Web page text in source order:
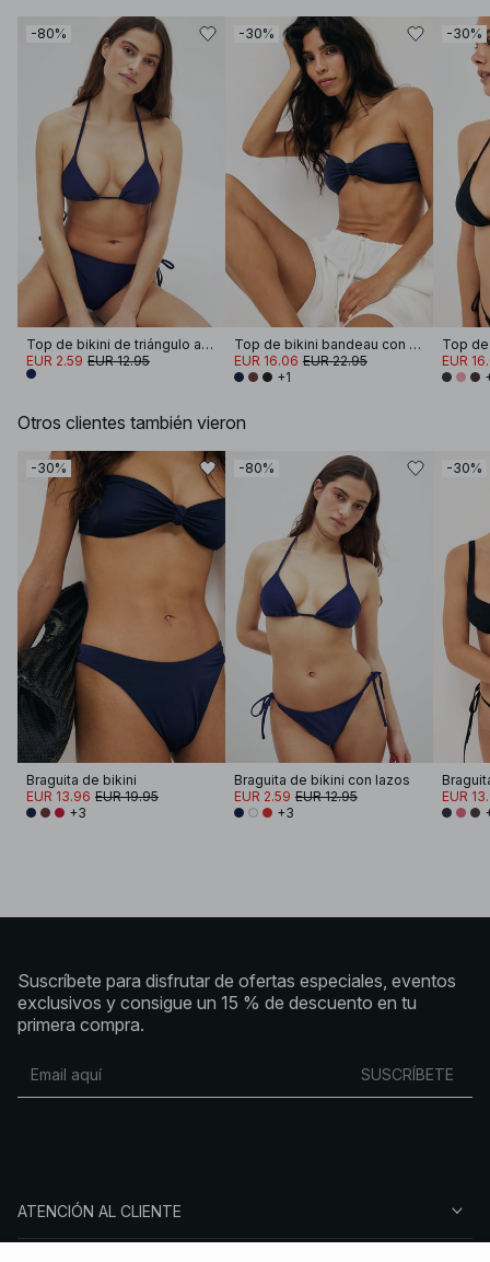
-80%
Top de bikini de triángulo acolchado
EUR 2.59 EUR 12.95
-30%
Top de bikini bandeau con nudo frontal
EUR 16.06 EUR 22.95
+1
-30%
Top
EUR
Otros clientes también vieron
-30%
Braguita de bikini
EUR 13.96 EUR 19.95
+3
-80%
Braguita de bikini con lazos
EUR 2.59 EUR 12.95
+3
-30%
EUR
Suscríbete para disfrutar de ofertas especiales, eventos
exclusivos y consigue un 15 % de descuento en tu
primera compra.
SUSCRÍBETE
ATENCIÓN AL CLIENTE